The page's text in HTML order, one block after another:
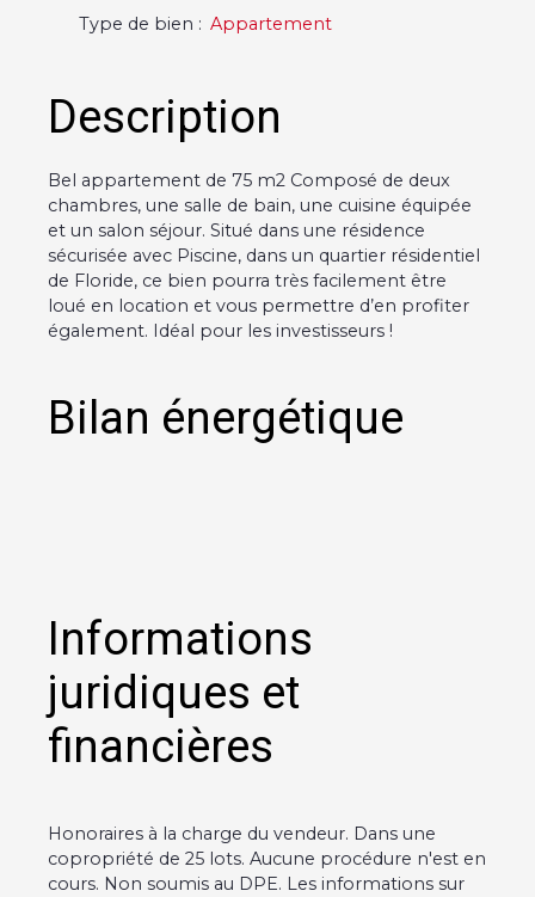
Type de bien : Appartement
Description
Bel appartement de 75 m2 Composé de deux
chambres, une salle de bain, une cuisine équipée
et un salon séjour. Situé dans une résidence
sécurisée avec Piscine, dans un quartier résidentiel
de Floride, ce bien pourra très facilement être
loué en location et vous permettre d’en profiter
également. Idéal pour les investisseurs !
Bilan énergétique
Informations
juridiques et
financières
Honoraires à la charge du vendeur. Dans une
copropriété de 25 lots. Aucune procédure n'est en
cours. Non soumis au DPE. Les informations sur